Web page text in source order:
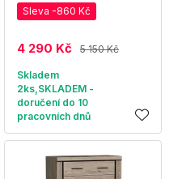
Sleva -860 Kč
4 290 Kč 5 150 Kč
Skladem
2ks,SKLADEM -
doručení do 10
pracovních dnů